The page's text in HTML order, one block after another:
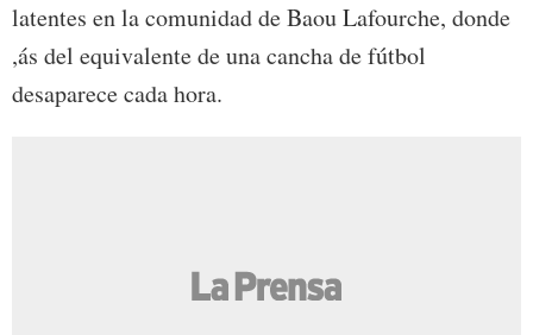
latentes en la comunidad de Baou Lafourche, donde
,ás del equivalente de una cancha de fútbol
desaparece cada hora.